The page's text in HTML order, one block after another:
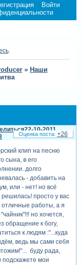
Войти
.
» Наши
22-10-2011
клип на песню
сына, в его
долго
- добавить на
или - нет! но всё
решилась! просто у вас
отличные работы, а я
но хочется,
обращение к богу,
к людям :"...куда
ведь мы сами себя
буду рада,
подскажете мои
+26